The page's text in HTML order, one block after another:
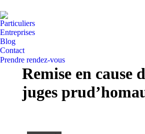
Particuliers
Entreprises
Blog
Contact
Prendre rendez-vous
Remise en cause
juges